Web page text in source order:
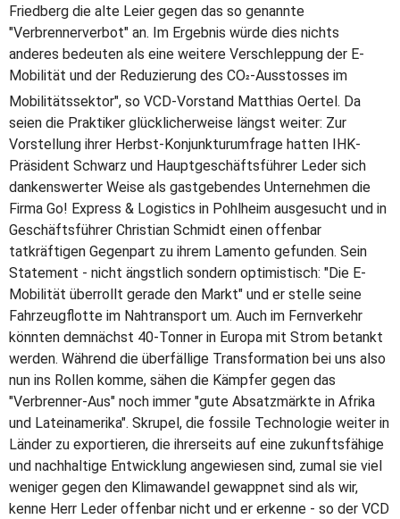
Friedberg die alte Leier gegen das so genannte
"Verbrennerverbot" an. Im Ergebnis würde dies nichts
anderes bedeuten als eine weitere Verschleppung der E-
Mobilität und der Reduzierung des CO²-Ausstosses im
Mobilitätssektor", so VCD-Vorstand Matthias Oertel. Da
seien die Praktiker glücklicherweise längst weiter: Zur
Vorstellung ihrer Herbst-Konjunkturumfrage hatten IHK-
Präsident Schwarz und Hauptgeschäftsführer Leder sich
dankenswerter Weise als gastgebendes Unternehmen die
Firma Go! Express & Logistics in Pohlheim ausgesucht und in
Geschäftsführer Christian Schmidt einen offenbar
tatkräftigen Gegenpart zu ihrem Lamento gefunden. Sein
Statement - nicht ängstlich sondern optimistisch: "Die E-
Mobilität überrollt gerade den Markt" und er stelle seine
Fahrzeugflotte im Nahtransport um. Auch im Fernverkehr
könnten demnächst 40-Tonner in Europa mit Strom betankt
werden. Während die überfällige Transformation bei uns also
nun ins Rollen komme, sähen die Kämpfer gegen das
"Verbrenner-Aus" noch immer "gute Absatzmärkte in Afrika
und Lateinamerika". Skrupel, die fossile Technologie weiter in
Länder zu exportieren, die ihrerseits auf eine zukunftsfähige
und nachhaltige Entwicklung angewiesen sind, zumal sie viel
weniger gegen den Klimawandel gewappnet sind als wir,
kenne Herr Leder offenbar nicht und er erkenne - so der VCD